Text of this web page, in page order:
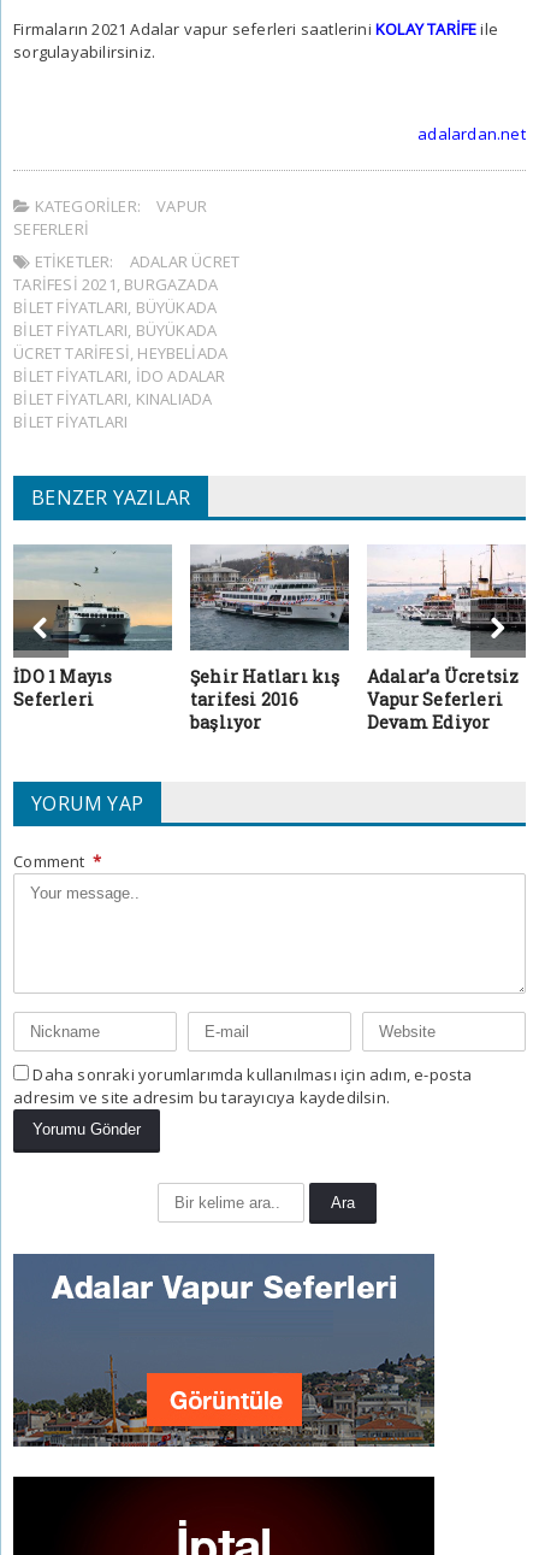
Firmaların 2021 Adalar vapur seferleri saatlerini KOLAY TARİFEile
sorgulayabilirsiniz.
adalardan.net
KATEGORILER:
VAPUR
SEFERLERI
ETIKETLER:
ADALAR ÜCRET
TARIFESI 2021, BURGAZADA
BILET FIYATLARI, BÜYÜKADA
BILET FIYATLARI, BÜYÜKADA
ÜCRET TARIFESI, HEYBELIADA
BILET FIYATLARI, İDO ADALAR
BILET FIYATLARI, KINALIADA
BILET FIYATLARI
BENZER YAZILAR
İDO 1 Mayıs
Seferleri
Şehir Hatları kış
tarifesi 2016
başlıyor
Adalar’a Ücretsiz
Vapur Seferleri
Devam Ediyor
YORUM YAP
Comment *
Daha sonraki yorumlarımda kullanılması için adım, e-posta
adresim ve site adresim bu tarayıcıya kaydedilsin.